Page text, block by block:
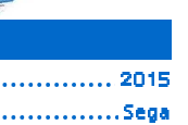
2015
Sega